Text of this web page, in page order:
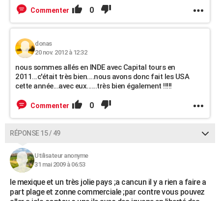
Commenter 0
donas
20 nov. 2012 à 12:32
nous sommes allés en INDE avec Capital tours en
2011...c'était très bien....nous avons donc fait les USA
cette année...avec eux......très bien également !!!!!
Commenter 0
RÉPONSE 15 / 49
Utilisateur anonyme
31 mai 2009 à 06:53
le mexique et un très jolie pays ;a cancun il y a rien a faire a
part plage et zonne commerciale ;par contre vous pouvez